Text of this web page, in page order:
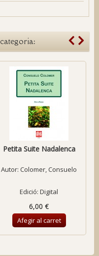
Petita Suite Nadalenca
Autor: Colomer, Consuelo
Edició: Digital
6,00 €
Afegir al carret